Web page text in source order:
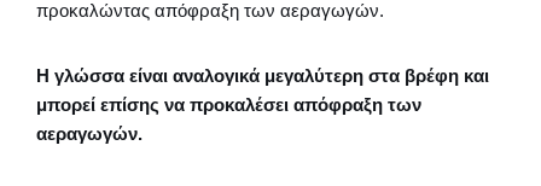
προκαλώντας απόφραξη των αεραγωγών.
Η γλώσσα είναι αναλογικά μεγαλύτερη στα βρέφη και
μπορεί επίσης να προκαλέσει απόφραξη των
αεραγωγών.